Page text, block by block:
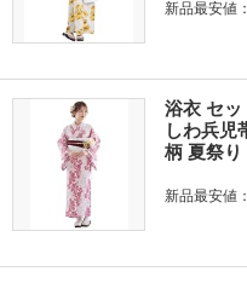
新品最安値：
浴衣 セ
しわ兵児
柄 夏祭り
新品最安値：